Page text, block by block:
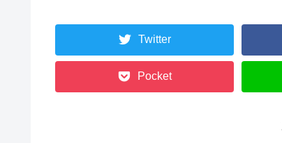
Twitter
Pocket